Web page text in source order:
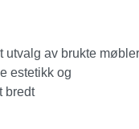
utvalg av brukte møbler
estetikk og
bredt